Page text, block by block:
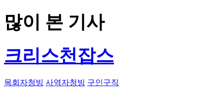
많이 본 기사
크리스천잡스
목회자청빙 사역자청빙 구인구직